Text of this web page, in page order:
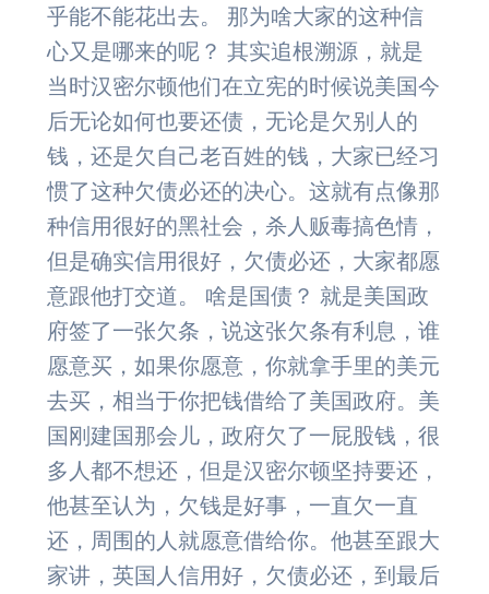
乎能不能花出去。 那为啥大家的这种信
心又是哪来的呢？ 其实追根溯源，就是
当时汉密尔顿他们在立宪的时候说美国今
后无论如何也要还债，无论是欠别人的
钱，还是欠自己老百姓的钱，大家已经习
惯了这种欠债必还的决心。这就有点像那
种信用很好的黑社会，杀人贩毒搞色情，
但是确实信用很好，欠债必还，大家都愿
意跟他打交道。 啥是国债？ 就是美国政
府签了一张欠条，说这张欠条有利息，谁
愿意买，如果你愿意，你就拿手里的美元
去买，相当于你把钱借给了美国政府。美
国刚建国那会儿，政府欠了一屁股钱，很
多人都不想还，但是汉密尔顿坚持要还，
他甚至认为，欠钱是好事，一直欠一直
还，周围的人就愿意借给你。他甚至跟大
家讲，英国人信用好，欠债必还，到最后